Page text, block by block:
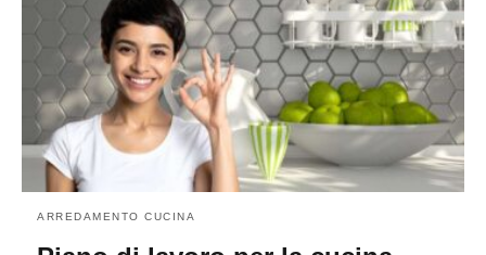
ARREDAMENTO CUCINA